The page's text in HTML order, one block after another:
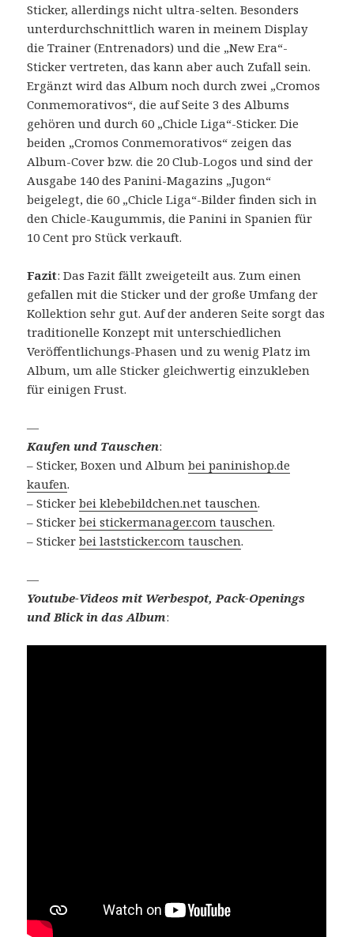
Sticker, allerdings nicht ultra-selten. Besonders
unterdurchschnittlich waren in meinem Display
die Trainer (Entrenadors) und die „New Era“-
Sticker vertreten, das kann aber auch Zufall sein.
Ergänzt wird das Album noch durch zwei „Cromos
Conmemorativos“, die auf Seite 3 des Albums
gehören und durch 60 „Chicle Liga“-Sticker. Die
beiden „Cromos Conmemorativos“ zeigen das
Album-Cover bzw. die 20 Club-Logos und sind der
Ausgabe 140 des Panini-Magazins „Jugon“
beigelegt, die 60 „Chicle Liga“-Bilder finden sich in
den Chicle-Kaugummis, die Panini in Spanien für
10 Cent pro Stück verkauft.
Fazit: Das Fazit fällt zweigeteilt aus. Zum einen
gefallen mit die Sticker und der große Umfang der
Kollektion sehr gut. Auf der anderen Seite sorgt das
traditionelle Konzept mit unterschiedlichen
Veröffentlichungs-Phasen und zu wenig Platz im
Album, um alle Sticker gleichwertig einzukleben
für einigen Frust.
—
Kaufen und Tauschen:
– Sticker, Boxen und Albumbei paninishop.de
kaufen.
– Stickerbei klebebildchen.net tauschen.
– Stickerbei stickermanager.com tauschen.
– Stickerbei laststicker.com tauschen.
—
Youtube-Videos mit Werbespot, Pack-Openings
und Blick in das Album: